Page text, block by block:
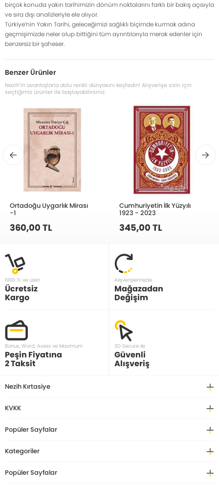
birçok konuda yakın tarihimizin dönüm noktalarını farklı bir bakış açısıyla
ve sıra dışı analizleriyle ele alıyor.
Türkiye’nin Yakın Tarihi, geleceğimizi sağlıklı biçimde kurmak adına
geçmişimizde neler olup bittiğini tüm ayrıntılarıyla merak edenler için
benzersiz bir şaheser.
Benzer Ürünler
Nezih’in avantajlarla dolu renkli dünyasını keşfedin! Alışverişe sizin için
seçtiğimiz ürünler ile başlayabilirsiniz.
Ortadoğu Uygarlık Mirası
-1
360,00 TL
Cumhuriyetin İlk Yüzyılı
1923 - 2023
345,00 TL
1000 TL ve üzeri
Ücretsiz
Kargo
Alışverişlerinizde
Mağazadan
Değişim
Bonus, Word, Axess ve Maximum
Peşin Fiyatına
2 Taksit
3D Secure ile
Güvenli
Alışveriş
Nezih Kırtasiye
KVKK
Popüler Sayfalar
Kategoriler
Popüler Sayfalar